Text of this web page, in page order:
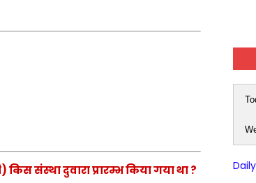
संस्था दुवारा प्रारम्भ किया गया था ?